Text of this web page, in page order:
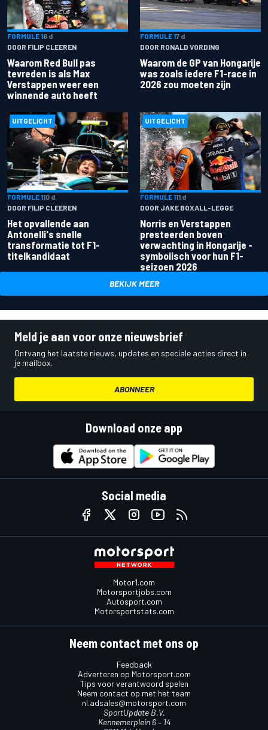
FORMULE 16 d
DOOR FILIP CLEEREN
Waarom Red Bull pas
tevreden is als Max
Verstappen weer een
winnende auto heeft
FORMULE 17 d
DOOR RONALD VORDING
Waarom de GP van Hongarije
was zoals iedere F1-race in
2026 zou moeten zijn
UITGELICHT
FORMULE 110 d
DOOR FILIP CLEEREN
Het opvallende aan
Antonelli's snelle
transformatie tot F1-
titelkandidaat
UITGELICHT
FORMULE 111 d
DOOR JAKE BOXALL-LEGGE
Norris en Verstappen
presteerden boven
verwachting in Hongarije -
symbolisch voor hun F1-
seizoen 2026
BEKIJK MEER
Meld je aan voor onze nieuwsbrief
Ontvang het laatste nieuws, updates en speciale acties direct in
je mailbox.
ABONNEER
Download onze app
Social media
Motor1.com
Motorsportjobs.com
Autosport.com
Motorsportstats.com
Neem contact met ons op
Feedback
Adverteren op Motorsport.com
Tips voor verantwoord spelen
Neem contact op met het team
nl.adsales@motorsport.com
SportUpdate B.V.
Kennemerplein 6 – 14